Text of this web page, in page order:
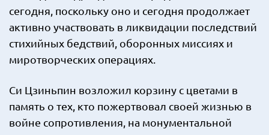
сегодня, поскольку оно и сегодня продолжает
активно участвовать в ликвидации последствий
стихийных бедствий, оборонных миссиях и
миротворческих операциях.
Си Цзиньпин возложил корзину с цветами в
память о тех, кто пожертвовал своей жизнью в
войне сопротивления, на монументальной